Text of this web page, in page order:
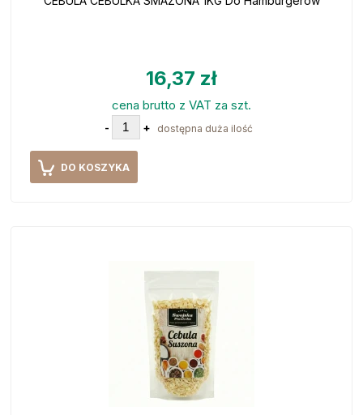
16,37 zł
cena brutto z VAT za szt.
- + dostępna duża ilość
DO KOSZYKA